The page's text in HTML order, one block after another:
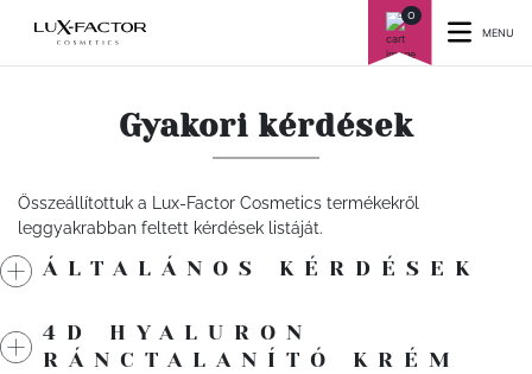
0
MENU
Gyakori kérdések
Összeállítottuk a Lux-Factor Cosmetics termékekről
leggyakrabban feltett kérdések listáját.
ÁLTALÁNOS KÉRDÉSEK
4D HYALURON
RÁNCTALANÍTÓ KRÉM